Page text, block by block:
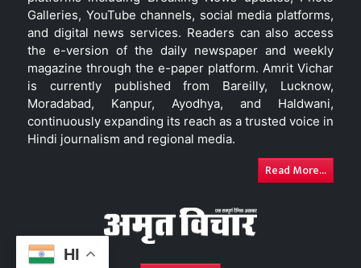
HI
Galleries, YouTube channels, social media platforms,
and digital news services. Readers can also access
the e-version of the daily newspaper and weekly
magazine through the e-paper platform. Amrit Vichar
is currently published from Bareilly, Lucknow,
Moradabad, Kanpur, Ayodhya, and Haldwani,
continuously expanding its reach as a trusted voice in
Hindi journalism and regional media.
Read More...